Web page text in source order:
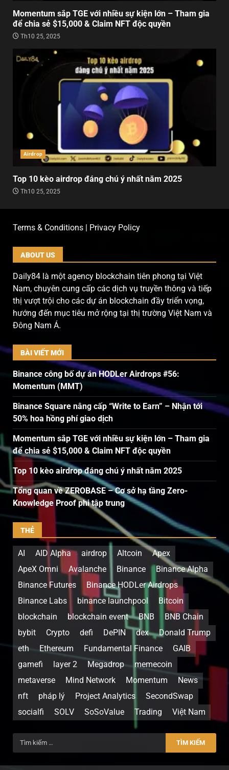
Momentum sắp TGE với nhiều sự kiện lớn – Tham gia
để chia sẻ $15,000 & Claim NFT độc quyền
Th10 25, 2025
Airdrop
Top 10 kèo airdrop đáng chú ý nhất năm 2025
Th10 25, 2025
Terms & Conditions | Privacy Policy
ABOUT US
Daily84 là một agency blockchain tiên phong tại Việt
Nam, chuyên cung cấp các dịch vụ truyền thông và tiếp
thị vượt trội cho các dự án blockchain đầy triển vọng,
hướng đến mục tiêu mở rộng tại thị trường Việt Nam và
Đông Nam Á.
BÀI VIẾT MỚI
Binance công bố dự án HODLer Airdrops #56:
Momentum (MMT)
Binance Square nâng cấp “Write to Earn” – Nhận tới
50% hoa hồng phí giao dịch
Momentum sắp TGE với nhiều sự kiện lớn – Tham gia
để chia sẻ $15,000 & Claim NFT độc quyền
Top 10 kèo airdrop đáng chú ý nhất năm 2025
Tổng quan về ZEROBASE – Cơ sở hạ tầng Zero-
Knowledge Proof phi tập trung
THẺ
AI AID Alpha airdrop Altcoin
Apex
ApeX Omni
Avalanche Binance
Binance Alpha
Binance Futures
Binance HODLer Airdrops
Binance Labs
binance launchpool
Bitcoin
blockchain
blockchain event BNB
BNB Chain
bybit
Crypto defi DePIN dex
Donald Trump
eth
Ethereum Fundamental Finance
GAIB
gamefi
layer 2 Megadrop
memecoin
metaverse
Mind Network Momentum
News
nft
pháp lý Project Analytics
SecondSwap
socialfi
SOLV SoSoValue Trading Việt Nam